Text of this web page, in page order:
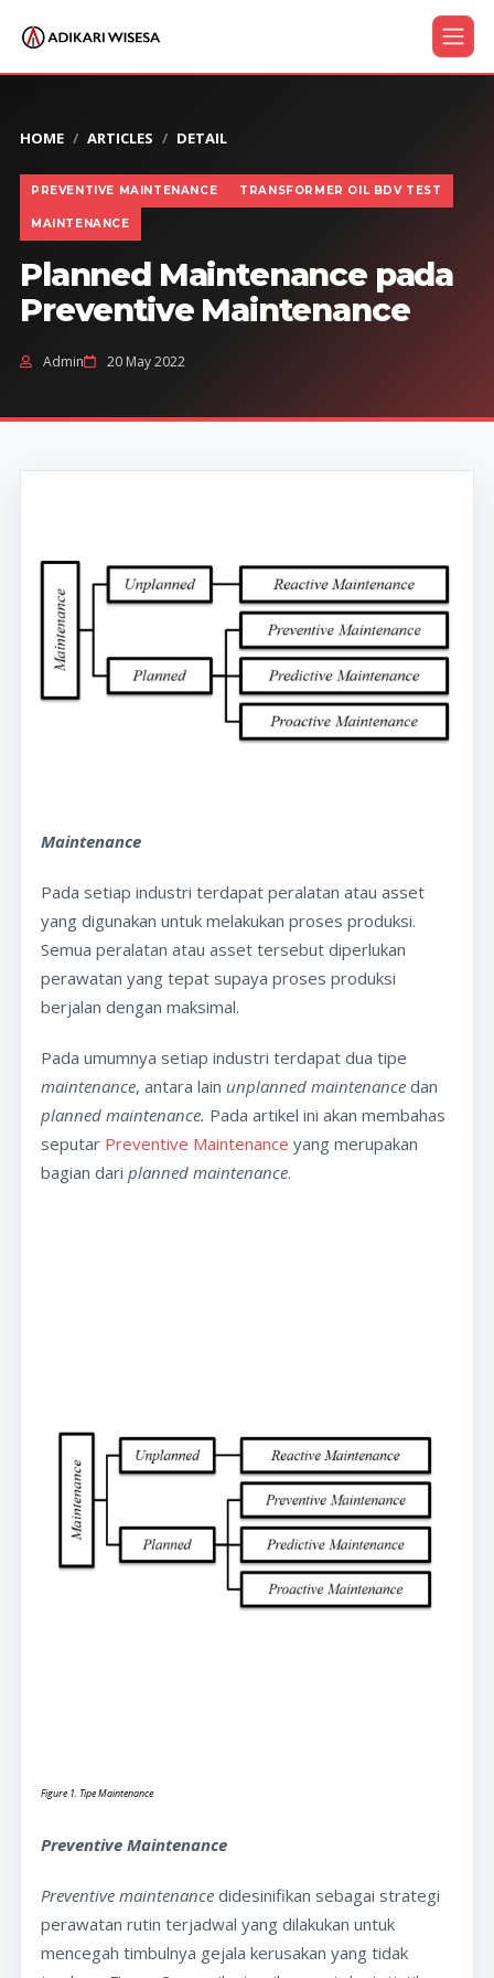
HOME ARTICLES DETAIL
PREVENTIVE MAINTENANCE TRANSFORMER OIL BDV TEST
MAINTENANCE
Planned Maintenance pada
Preventive Maintenance
Admin 20 May 2022
Maintenance
Pada setiap industri terdapat peralatan atau asset
yang digunakan untuk melakukan proses produksi.
Semua peralatan atau asset tersebut diperlukan
perawatan yang tepat supaya proses produksi
berjalan dengan maksimal.
Pada umumnya setiap industri terdapat dua tipe
maintenance, antara lain unplanned maintenance dan
planned maintenance. Pada artikel ini akan membahas
seputar Preventive Maintenance yang merupakan
bagian dari planned maintenance.
Figure 1. Tipe Maintenance
Preventive Maintenance
Preventive maintenance didesinifikan sebagai strategi
perawatan rutin terjadwal yang dilakukan untuk
mencegah timbulnya gejala kerusakan yang tidak